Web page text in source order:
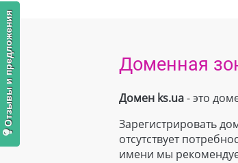
Доменная
Домен ks.ua- это
Зарегистрировать
отсутствует
имени мы
Отзывы и предложения